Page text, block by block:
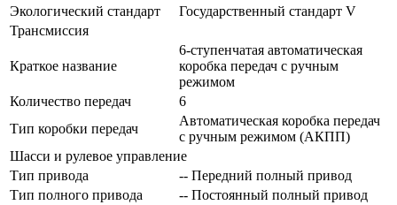
Экологический стандарт
Государственный стандарт V
Трансмиссия
Краткое название
6-ступенчатая автоматическая
коробка передач с ручным
режимом
Количество передач
6
Тип коробки передач
Автоматическая коробка передач
с ручным режимом (АКПП)
Шасси и рулевое управление
Тип привода
-- Передний полный привод
Тип полного привода
-- Постоянный полный привод